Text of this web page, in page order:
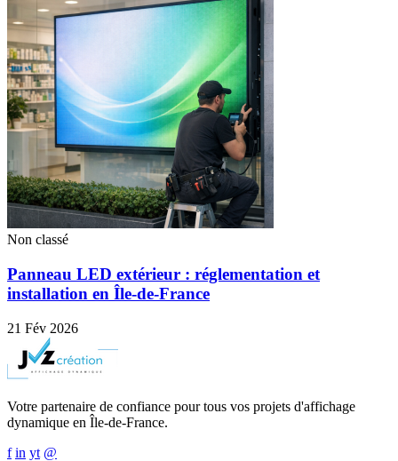
Non classé
Panneau LED extérieur : réglementation et
installation en Île-de-France
21 Fév 2026
Votre partenaire de confiance pour tous vos projets d'affichage
dynamique en Île-de-France.
f in yt @